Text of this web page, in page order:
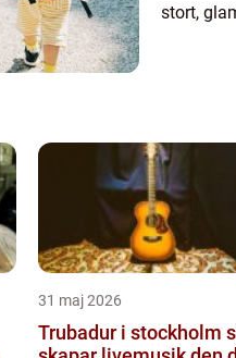
stort,
31 maj 2026
Trubadur i stockholm så